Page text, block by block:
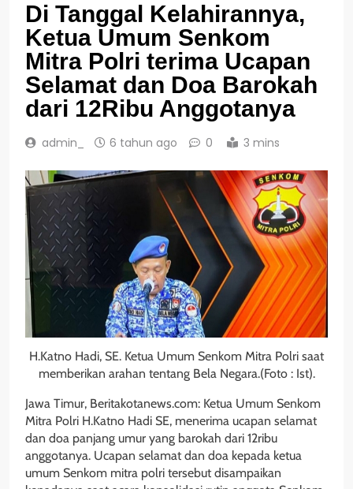
Di Tanggal Kelahirannya,
Ketua Umum Senkom
Mitra Polri terima Ucapan
Selamat dan Doa Barokah
dari 12Ribu Anggotanya
admin_ 6 tahun ago 0 3 mins
H.Katno Hadi, SE. Ketua Umum Senkom Mitra Polri saat
memberikan arahan tentang Bela Negara.(Foto : Ist).
Jawa Timur, Beritakotanews.com: Ketua Umum Senkom
Mitra Polri H.Katno Hadi SE, menerima ucapan selamat
dan doa panjang umur yang barokah dari 12ribu
anggotanya. Ucapan selamat dan doa kepada ketua
umum Senkom mitra polri tersebut disampaikan